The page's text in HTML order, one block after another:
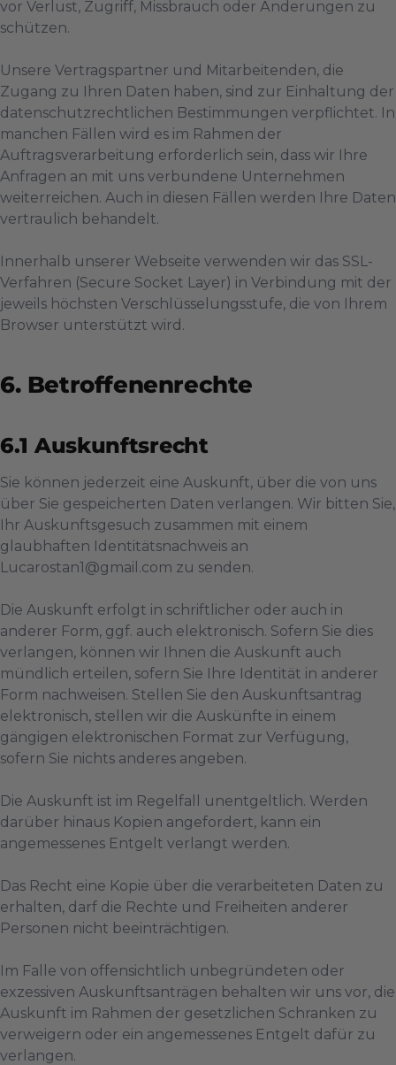
vor Verlust, Zugriff, Missbrauch oder Änderungen zu
schützen.
Unsere Vertragspartner und Mitarbeitenden, die
Zugang zu Ihren Daten haben, sind zur Einhaltung der
datenschutzrechtlichen Bestimmungen verpflichtet. In
manchen Fällen wird es im Rahmen der
Auftragsverarbeitung erforderlich sein, dass wir Ihre
Anfragen an mit uns verbundene Unternehmen
weiterreichen. Auch in diesen Fällen werden Ihre Daten
vertraulich behandelt.
Innerhalb unserer Webseite verwenden wir das SSL-
Verfahren (Secure Socket Layer) in Verbindung mit der
jeweils höchsten Verschlüsselungsstufe, die von Ihrem
Browser unterstützt wird.
Betroffenenrechte
Auskunftsrecht
Sie können jederzeit eine Auskunft, über die von uns
über Sie gespeicherten Daten verlangen. Wir bitten Sie,
Ihr Auskunftsgesuch zusammen mit einem
glaubhaften Identitätsnachweis an
Lucarostan1@gmail.com zu senden.
Die Auskunft erfolgt in schriftlicher oder auch in
anderer Form, ggf. auch elektronisch. Sofern Sie dies
verlangen, können wir Ihnen die Auskunft auch
mündlich erteilen, sofern Sie Ihre Identität in anderer
Form nachweisen. Stellen Sie den Auskunftsantrag
elektronisch, stellen wir die Auskünfte in einem
gängigen elektronischen Format zur Verfügung,
sofern Sie nichts anderes angeben.
Die Auskunft ist im Regelfall unentgeltlich. Werden
darüber hinaus Kopien angefordert, kann ein
angemessenes Entgelt verlangt werden.
Das Recht eine Kopie über die verarbeiteten Daten zu
erhalten, darf die Rechte und Freiheiten anderer
Personen nicht beeinträchtigen.
Im Falle von offensichtlich unbegründeten oder
exzessiven Auskunftsanträgen behalten wir uns vor, die
Auskunft im Rahmen der gesetzlichen Schranken zu
verweigern oder ein angemessenes Entgelt dafür zu
verlangen.